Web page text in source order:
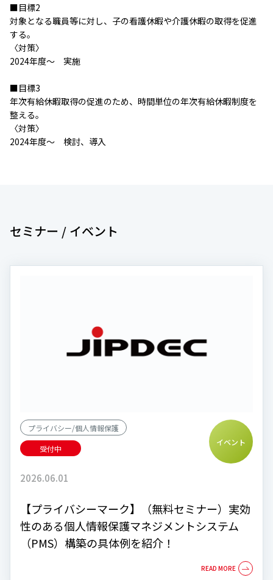
■目標2
対象となる職員等に対し、子の看護休暇や介護休暇の取得を促進
する。
〈対策〉
2024年度～ 実施
■目標3
年次有給休暇取得の促進のため、時間単位の年次有給休暇制度を
整える。
〈対策〉
2024年度～ 検討、導入
セミナー / イベント
プライバシー/個人情報保護
受付中
イベント
2026.06.01
【プライバシーマーク】（無料セミナー）実効
性のある個人情報保護マネジメントシステム
（PMS）構築の具体例を紹介！